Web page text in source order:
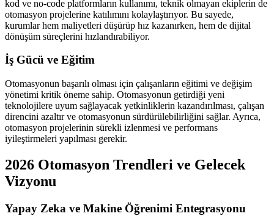
kod ve no-code platformların kullanımı, teknik olmayan ekiplerin de
otomasyon projelerine katılımını kolaylaştırıyor. Bu sayede,
kurumlar hem maliyetleri düşürüp hız kazanırken, hem de dijital
dönüşüm süreçlerini hızlandırabiliyor.
İş Gücü ve Eğitim
Otomasyonun başarılı olması için çalışanların eğitimi ve değişim
yönetimi kritik öneme sahip. Otomasyonun getirdiği yeni
teknolojilere uyum sağlayacak yetkinliklerin kazandırılması, çalışan
direncini azaltır ve otomasyonun sürdürülebilirliğini sağlar. Ayrıca,
otomasyon projelerinin sürekli izlenmesi ve performans
iyileştirmeleri yapılması gerekir.
2026 Otomasyon Trendleri ve Gelecek
Vizyonu
Yapay Zeka ve Makine Öğrenimi Entegrasyonu